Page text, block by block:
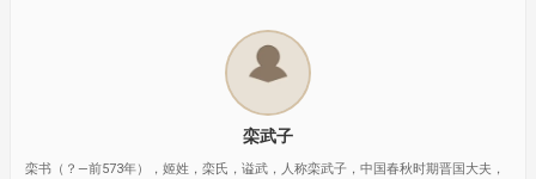
栾武子
栾书（？—前573年），姬姓，栾氏，谥武，人称栾武子，中国春秋时期晋国大夫，